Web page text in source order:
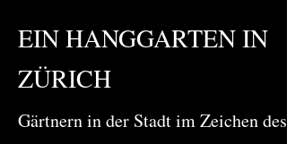
EIN HANGGARTEN IN
ZÜRICH
Gärtnern in der Stadt im Zeichen des